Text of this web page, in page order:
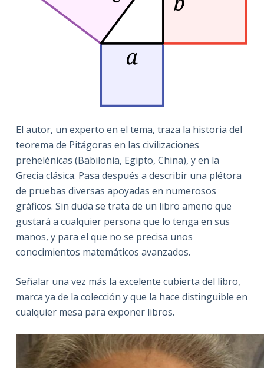
El autor, un experto en el tema, traza la historia del
teorema de Pitágoras en las civilizaciones
prehelénicas (Babilonia, Egipto, China), y en la
Grecia clásica. Pasa después a describir una plétora
de pruebas diversas apoyadas en numerosos
gráficos. Sin duda se trata de un libro ameno que
gustará a cualquier persona que lo tenga en sus
manos, y para el que no se precisa unos
conocimientos matemáticos avanzados.
Señalar una vez más la excelente cubierta del libro,
marca ya de la colección y que la hace distinguible en
cualquier mesa para exponer libros.